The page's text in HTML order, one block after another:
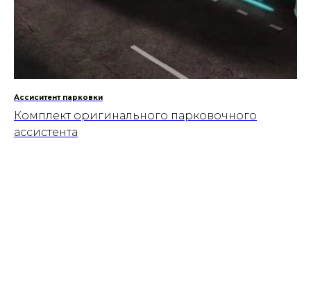
Ассиситент парковки
Комплект оригинального парковочного
ассистента